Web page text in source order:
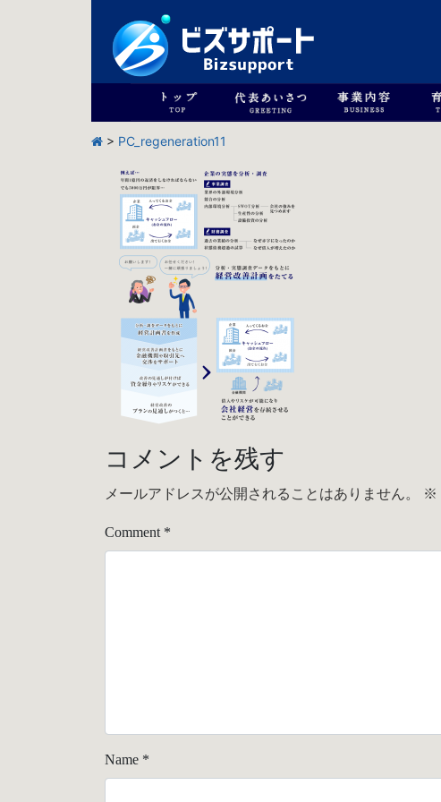
> PC_regeneration11
コメントを残す
メールアドレスが公開されることはありません。 ※
Comment *
Name *